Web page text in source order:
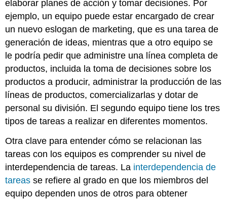
elaborar planes de acción y tomar decisiones. Por
ejemplo, un equipo puede estar encargado de crear
un nuevo eslogan de marketing, que es una tarea de
generación de ideas, mientras que a otro equipo se
le podría pedir que administre una línea completa de
productos, incluida la toma de decisiones sobre los
productos a producir, administrar la producción de las
líneas de productos, comercializarlas y dotar de
personal su división. El segundo equipo tiene los tres
tipos de tareas a realizar en diferentes momentos.
Otra clave para entender cómo se relacionan las
tareas con los equipos es comprender su nivel de
interdependencia de tareas. La interdependencia de
tareas se refiere al grado en que los miembros del
equipo dependen unos de otros para obtener